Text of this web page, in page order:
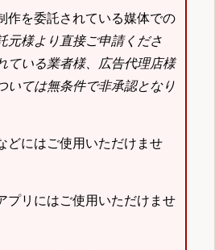
作を委託されている媒体での
元様より直接ご申請くださ
ている業者様、広告代理店様
いては無条件で非承認となり
どにはご使用いただけませ
プリにはご使用いただけませ